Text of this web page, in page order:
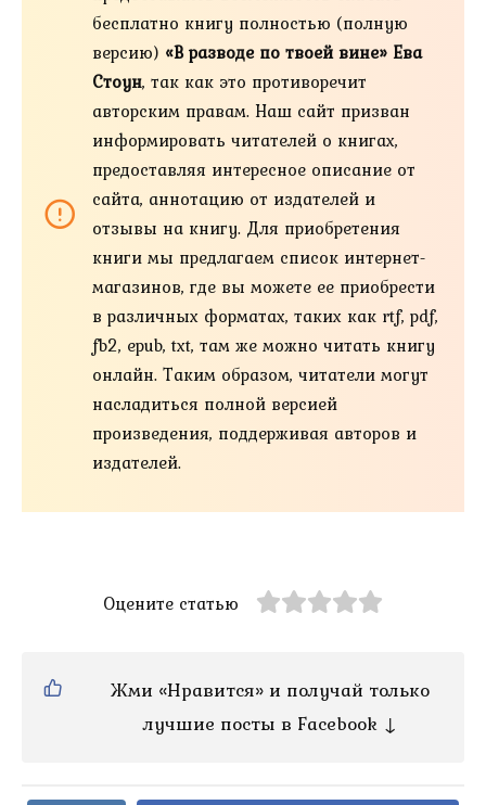
бесплатно книгу полностью (полную
версию) «В разводе по твоей вине» Ева
Стоун, так как это противоречит
авторским правам. Наш сайт призван
информировать читателей о книгах,
предоставляя интересное описание от
сайта, аннотацию от издателей и
отзывы на книгу. Для приобретения
книги мы предлагаем список интернет-
магазинов, где вы можете ее приобрести
в различных форматах, таких как rtf, pdf,
fb2, epub, txt, там же можно читать книгу
онлайн. Таким образом, читатели могут
насладиться полной версией
произведения, поддерживая авторов и
издателей.
Оцените статью
Жми «Нравится» и получай только
лучшие посты в Facebook ↓